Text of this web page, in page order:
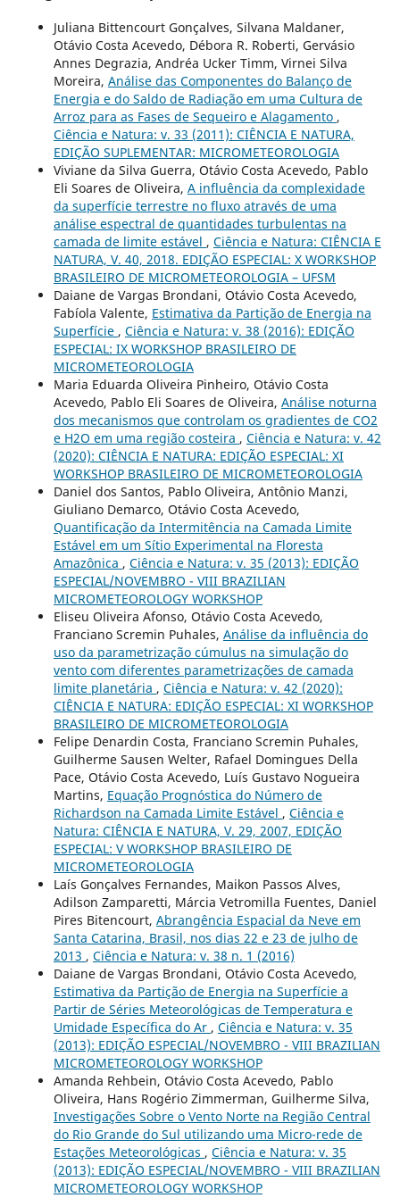
Juliana Bittencourt Gonçalves, Silvana Maldaner,
Otávio Costa Acevedo, Débora R. Roberti, Gervásio
Annes Degrazia, Andréa Ucker Timm, Virnei Silva
Moreira, Análise das Componentes do Balanço de
Energia e do Saldo de Radiação em uma Cultura de
Arroz para as Fases de Sequeiro e Alagamento ,
Ciência e Natura: v. 33 (2011): CIÊNCIA E NATURA,
EDIÇÃO SUPLEMENTAR: MICROMETEOROLOGIA
Viviane da Silva Guerra, Otávio Costa Acevedo, Pablo
Eli Soares de Oliveira, A influência da complexidade
da superfície terrestre no fluxo através de uma
análise espectral de quantidades turbulentas na
camada de limite estável , Ciência e Natura: CIÊNCIA E
NATURA, V. 40, 2018. EDIÇÃO ESPECIAL: X WORKSHOP
BRASILEIRO DE MICROMETEOROLOGIA – UFSM
Daiane de Vargas Brondani, Otávio Costa Acevedo,
Fabíola Valente, Estimativa da Partição de Energia na
Superfície , Ciência e Natura: v. 38 (2016): EDIÇÃO
ESPECIAL: IX WORKSHOP BRASILEIRO DE
MICROMETEOROLOGIA
Maria Eduarda Oliveira Pinheiro, Otávio Costa
Acevedo, Pablo Eli Soares de Oliveira, Análise noturna
dos mecanismos que controlam os gradientes de CO2
e H2O em uma região costeira , Ciência e Natura: v. 42
(2020): CIÊNCIA E NATURA: EDIÇÃO ESPECIAL: XI
WORKSHOP BRASILEIRO DE MICROMETEOROLOGIA
Daniel dos Santos, Pablo Oliveira, Antônio Manzi,
Giuliano Demarco, Otávio Costa Acevedo,
Quantificação da Intermitência na Camada Limite
Estável em um Sítio Experimental na Floresta
Amazônica , Ciência e Natura: v. 35 (2013): EDIÇÃO
ESPECIAL/NOVEMBRO - VIII BRAZILIAN
MICROMETEOROLOGY WORKSHOP
Eliseu Oliveira Afonso, Otávio Costa Acevedo,
Franciano Scremin Puhales, Análise da influência do
uso da parametrização cúmulus na simulação do
vento com diferentes parametrizações de camada
limite planetária , Ciência e Natura: v. 42 (2020):
CIÊNCIA E NATURA: EDIÇÃO ESPECIAL: XI WORKSHOP
BRASILEIRO DE MICROMETEOROLOGIA
Felipe Denardin Costa, Franciano Scremin Puhales,
Guilherme Sausen Welter, Rafael Domingues Della
Pace, Otávio Costa Acevedo, Luís Gustavo Nogueira
Martins, Equação Prognóstica do Número de
Richardson na Camada Limite Estável , Ciência e
Natura: CIÊNCIA E NATURA, V. 29, 2007, EDIÇÃO
ESPECIAL: V WORKSHOP BRASILEIRO DE
MICROMETEOROLOGIA
Laís Gonçalves Fernandes, Maikon Passos Alves,
Adilson Zamparetti, Márcia Vetromilla Fuentes, Daniel
Pires Bitencourt, Abrangência Espacial da Neve em
Santa Catarina, Brasil, nos dias 22 e 23 de julho de
2013 , Ciência e Natura: v. 38 n. 1 (2016)
Daiane de Vargas Brondani, Otávio Costa Acevedo,
Estimativa da Partição de Energia na Superfície a
Partir de Séries Meteorológicas de Temperatura e
Umidade Específica do Ar , Ciência e Natura: v. 35
(2013): EDIÇÃO ESPECIAL/NOVEMBRO - VIII BRAZILIAN
MICROMETEOROLOGY WORKSHOP
Amanda Rehbein, Otávio Costa Acevedo, Pablo
Oliveira, Hans Rogério Zimmerman, Guilherme Silva,
Investigações Sobre o Vento Norte na Região Central
do Rio Grande do Sul utilizando uma Micro-rede de
Estações Meteorológicas , Ciência e Natura: v. 35
(2013): EDIÇÃO ESPECIAL/NOVEMBRO - VIII BRAZILIAN
MICROMETEOROLOGY WORKSHOP